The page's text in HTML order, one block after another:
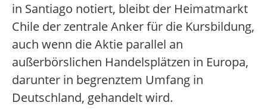
in Santiago notiert, bleibt der Heimatmarkt
Chile der zentrale Anker für die Kursbildung,
auch wenn die Aktie parallel an
außerbörslichen Handelsplätzen in Europa,
darunter in begrenztem Umfang in
Deutschland, gehandelt wird.